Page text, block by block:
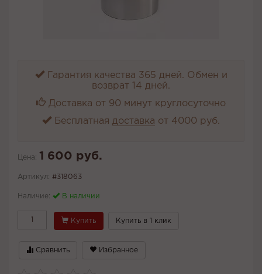
Гарантия качества 365 дней. Обмен и
возврат 14 дней.
Доставка от 90 минут круглосуточно
Бесплатная доставка от 4000 руб.
Цена: 1 600 руб.
Артикул: #318063
Наличие: В наличии
Купить Купить в 1 клик
Сравнить Избранное